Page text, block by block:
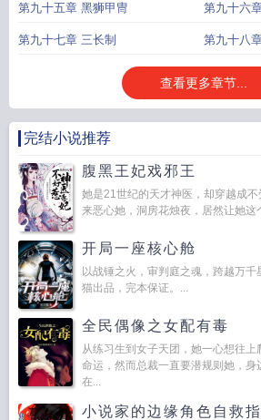
第九十五章 黑狮甲冑 第九十六
第九十七章 三长制 第九十八
查看更多章节...
完结小说推荐
腹黑王妃戏邪王
她是21世纪的天才神医，却穿越成
来恶心她，洞房花烛夜，居然让她这
开局一座核心舱
以战锤之火，审判庭之魂，跨越万
猫出品，完本保证。...
全民偶像之女配有毒
从练习生到女子天团，她一心想往
命运，然而总裁一直要潜规则她，身
在...
小说家的边缘角色自救